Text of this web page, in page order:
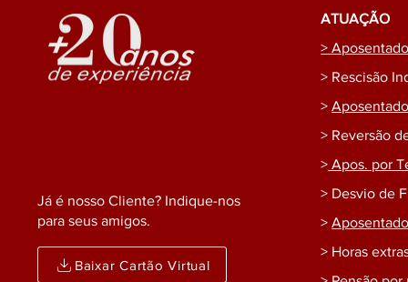
Já é nosso Cliente? Indique-nos
para seus amigos.
Baixar Cartão Virtual
ATUAÇÃO
>
> Rescisão
>
> Reversão
> Apos. por
> Desvio de
>
> Horas